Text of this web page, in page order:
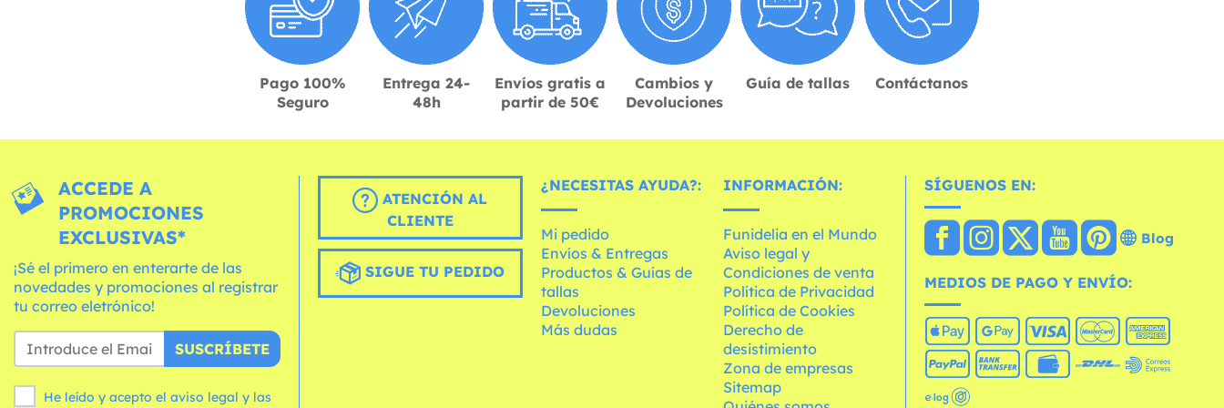
Pago 100%
Seguro
Entrega 24-
48h
Envíos gratis a
partir de 50€
Cambios y
Devoluciones
Guía de tallas Contáctanos
ACCEDE A
PROMOCIONES
EXCLUSIVAS*
¡Sé el primero en enterarte de las
novedades y promociones al registrar
tu correo eletrónico!
SUSCRÍBETE
He leído y acepto el aviso legal y las
ATENCIÓN AL
CLIENTE
SIGUE TU PEDIDO
¿NECESITAS AYUDA?:
Mi pedido
Envíos & Entregas
Productos & Guías de
tallas
Devoluciones
Más dudas
INFORMACIÓN:
Funidelia en el Mundo
Aviso legal y
Condiciones de venta
Política de Privacidad
Política de Cookies
Derecho de
desistimiento
Zona de empresas
Sitemap
SÍGUENOS EN:
Blog
MEDIOS DE PAGO Y ENVÍO: